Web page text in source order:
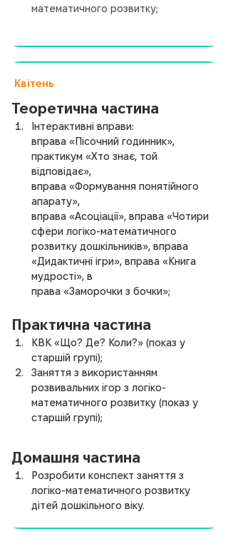
математичного розвитку;
Квітень
Теоретична частина
Інтерактивні вправи:
вправа «Пісочний годинник»,
практикум «Хто знає, той
відповідає»,
вправа «Формування понятійного
апарату»,
вправа «Асоціації», вправа «Чотири
сфери логіко-математичного
розвитку дошкільників», вправа
«Дидактичні ігри», вправа «Книга
мудрості», в
права «Заморочки з бочки»;
Практична частина
КВК «Що? Де? Коли?» (показ у
старшій групі);
Заняття з використанням
розвивальних ігор з логіко-
математичного розвитку (показ у
старшій групі);
Домашня частина
Розробити конспект заняття з
логіко-математичного розвитку
дітей дошкільного віку.